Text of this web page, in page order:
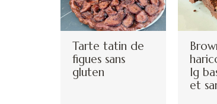
Tarte tatin de
figues sans
gluten
Ig
et